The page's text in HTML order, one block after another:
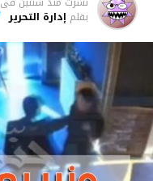
بقلم إدارة التحرير